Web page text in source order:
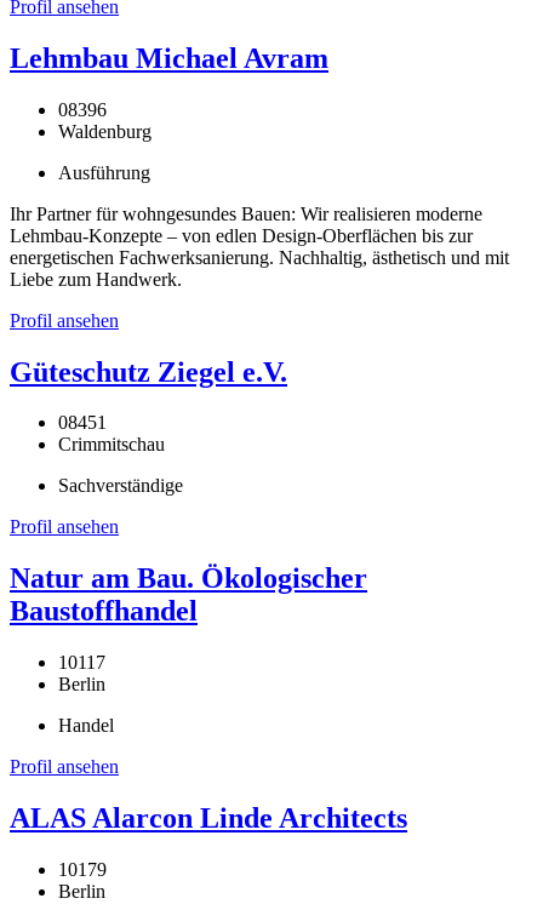
Profil ansehen
Lehmbau Michael Avram
08396
Waldenburg
Ausführung
Ihr Partner für wohngesundes Bauen: Wir realisieren moderne
Lehmbau-Konzepte – von edlen Design-Oberflächen bis zur
energetischen Fachwerksanierung. Nachhaltig, ästhetisch und mit
Liebe zum Handwerk.
Profil ansehen
Güteschutz Ziegel e.V.
08451
Crimmitschau
Sachverständige
Profil ansehen
Natur am Bau. Ökologischer
Baustoffhandel
10117
Berlin
Handel
Profil ansehen
ALAS Alarcon Linde Architects
10179
Berlin